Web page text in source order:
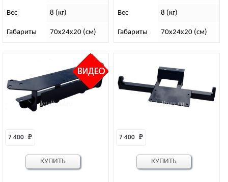
Вес 8 (кг)
Габариты 70х24х20 (см)
Вес 8 (кг)
Габариты 70х24х20 (см)
7 400 ₽
КУПИТЬ
7 400 ₽
КУПИТЬ